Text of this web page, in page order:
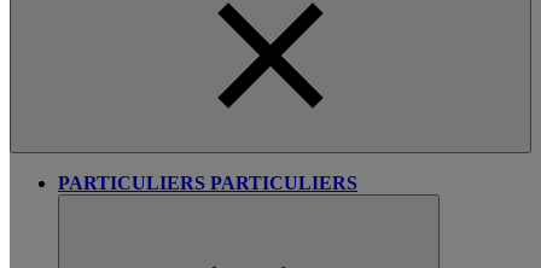
PARTICULIERS PARTICULIERS